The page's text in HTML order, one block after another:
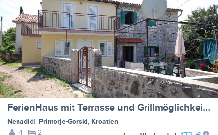
FerienHaus mit Terrasse und Grillmöglichkeit - BF-FX99M
Nenadići, Primorje-Gorski, Kroatien
4
2